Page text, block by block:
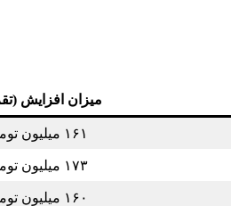
میزان افزایش
۱۶۱ میلیون تومان
۱۷۳ میلیون تومان
۱۶۰ میلیون تومان